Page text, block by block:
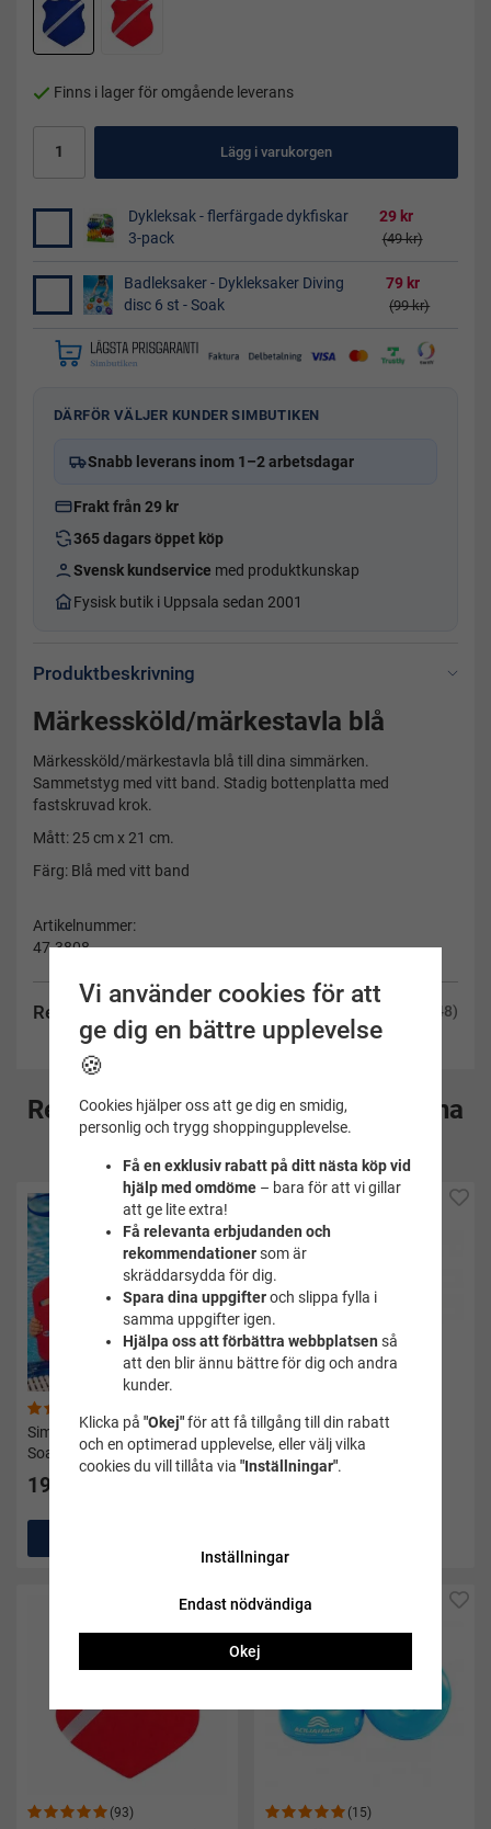
Finns i lager för omgående leverans
Lägg i varukorgen
Dykleksak - flerfärgade dykfiskar
3-pack
29 kr
(49 kr)
Badleksaker - Dykleksaker Diving
disc 6 st - Soak
79 kr
(99 kr)
DÄRFÖR VÄLJER KUNDER SIMBUTIKEN
Snabb leverans inom 1–2 arbetsdagar
Frakt från 29 kr
365 dagars öppet köp
Svensk kundservice med produktkunskap
Fysisk butik i Uppsala sedan 2001
Produktbeskrivning
Recensioner (148)
Märkessköld/märkestavla blå
Märkessköld/märkestavla blå till dina simmärken.
Sammetstyg med vitt band. Stadig bottenplatta med
fastskruvad krok.
Mått: 25 cm x 21 cm.
Färg: Blå med vitt band
Artikelnummer:
47.3808
Rekommenderade tillbehör till denna
produkt
Simplatta barn blå/röd -
Soak
199 kr
Badmössa barn fisk
svart/vit/grön - Soak
(93) (15)
Vi använder cookies för att
ge dig en bättre upplevelse
🍪
Cookies hjälper oss att ge dig en smidig,
personlig och trygg shoppingupplevelse.
Få en exklusiv rabatt på ditt nästa köp vid
hjälp med omdöme– bara för att vi gillar
att ge lite extra!
Få relevanta erbjudanden och
rekommendationersom är
skräddarsydda för dig.
Spara dina uppgifteroch slippa fylla i
samma uppgifter igen.
Hjälpa oss att förbättra webbplatsen så
att den blir ännu bättre för dig och andra
kunder.
Klicka på "Okej"för att få tillgång till din rabatt
och en optimerad upplevelse, eller välj vilka
cookies du vill tillåta via "Inställningar".
Inställningar
Endast nödvändiga
Okej